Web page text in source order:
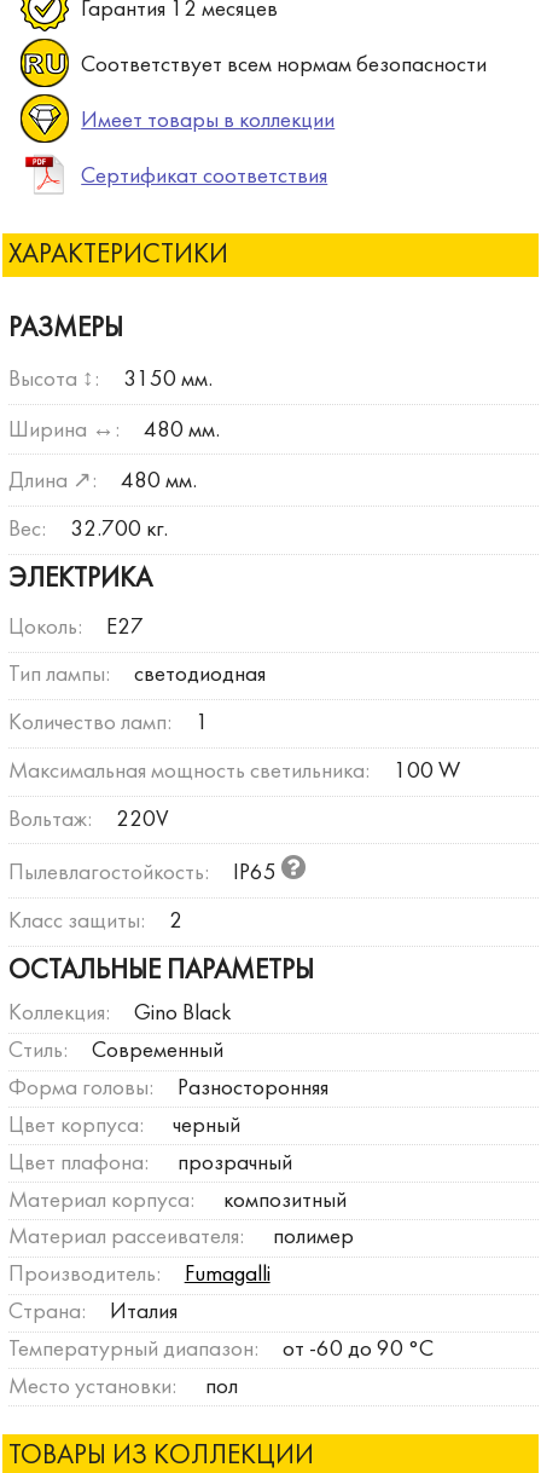
Гарантия 12 месяцев
Соответствует всем нормам безопасности
Имеет товары в коллекции
Сертификат соответствия
ХАРАКТЕРИСТИКИ
РАЗМЕРЫ
Высота ↕: 3150 мм.
Ширина ↔: 480 мм.
Длина ↗: 480 мм.
Вес: 32.700 кг.
ЭЛЕКТРИКА
Цоколь: E27
Тип лампы: светодиодная
Количество ламп: 1
Максимальная мощность светильника: 100 W
Вольтаж: 220V
Пылевлагостойкость: IP65
Класс защиты: 2
ОСТАЛЬНЫЕ ПАРАМЕТРЫ
Коллекция:
Gino Black
Стиль:
Современный
Форма головы:
Разносторонняя
Цвет корпуса:
черный
Цвет плафона:
прозрачный
Материал корпуса:
композитный
Материал рассеивателя:
полимер
Производитель:
Fumagalli
Страна:
Италия
Температурный диапазон:
от -60 до 90 °C
Место установки:
пол
ТОВАРЫ ИЗ КОЛЛЕКЦИИ